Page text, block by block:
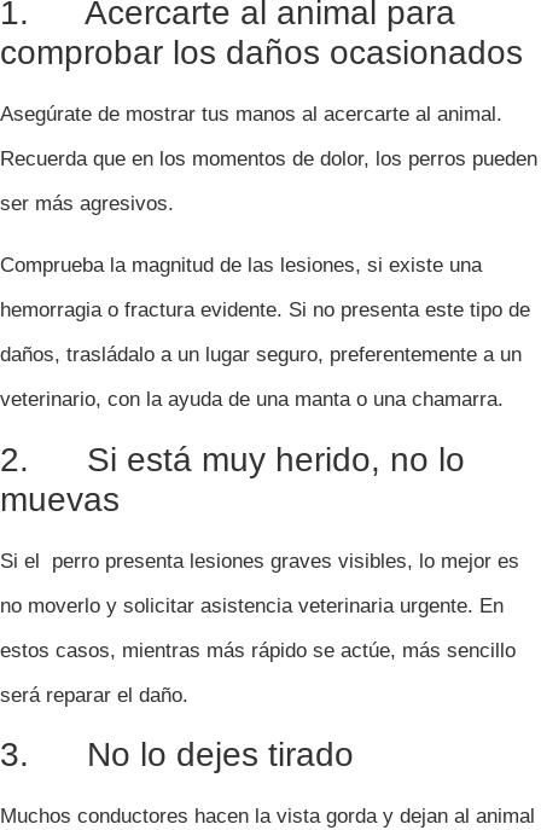
1. Acercarte al animal para
comprobar los daños ocasionados
Asegúrate de mostrar tus manos al acercarte al animal.
Recuerda que en los momentos de dolor, los perros pueden
ser más agresivos.
Comprueba la magnitud de las lesiones, si existe una
hemorragia o fractura evidente. Si no presenta este tipo de
daños, trasládalo a un lugar seguro, preferentemente a un
veterinario, con la ayuda de una manta o una chamarra.
2. Si está muy herido, no lo
muevas
Si el perro presenta lesiones graves visibles, lo mejor es
no moverlo y solicitar asistencia veterinaria urgente. En
estos casos, mientras más rápido se actúe, más sencillo
será reparar el daño.
3. No lo dejes tirado
Muchos conductores hacen la vista gorda y dejan al animal